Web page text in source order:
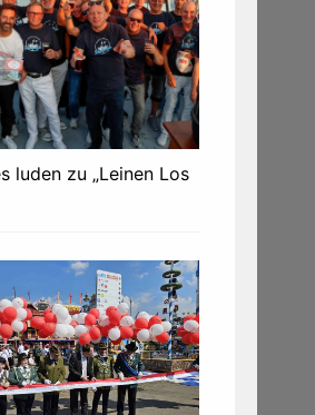
luden zu „Leinen Los